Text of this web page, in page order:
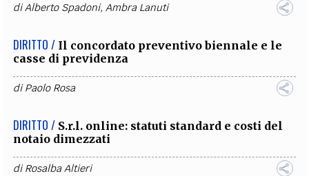
diAlberto Spadoni,Ambra Lanuti
DIRITTO / Il concordato preventivo biennale e le
casse di previdenza
diPaolo Rosa
DIRITTO / S.r.l. online: statuti standard e costi del
notaio dimezzati
diRosalba Altieri